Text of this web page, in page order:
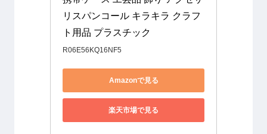
リスパンコール キラキラ クラフ
ト用品 プラスチック
R06E56KQ16NF5
Amazonで見る
楽天市場で見る